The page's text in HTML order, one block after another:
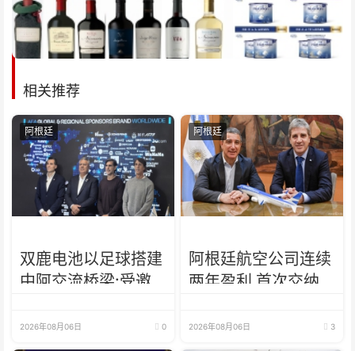
相关推荐
阿根廷
双鹿电池以足球搭建
中阿交流桥梁:受邀
商招待会！
2026年08月06日 0
阿根廷
阿根廷航空公司连续
两年盈利 首次交纳
2026年08月06日 3